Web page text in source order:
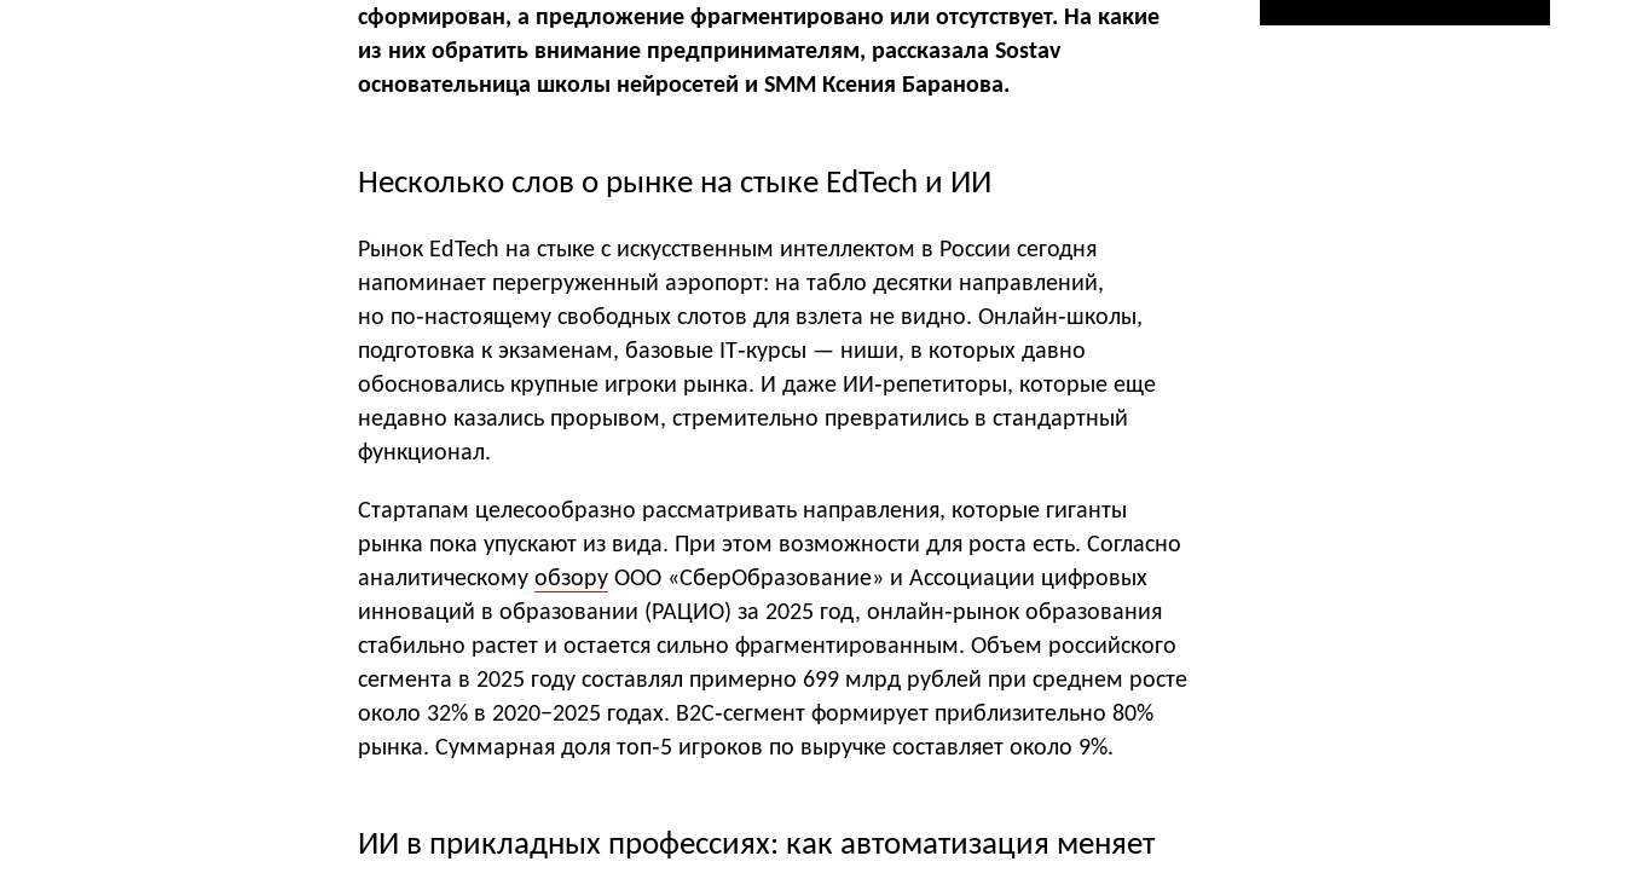
сформирован, а предложение фрагментировано или отсутствует. На какие
из них обратить внимание предпринимателям, рассказала Sostav
основательница школы нейросетей и SMM Ксения Баранова.
Несколько слов о рынке на стыке EdTech и ИИ
Рынок EdTech на стыке с искусственным интеллектом в России сегодня
напоминает перегруженный аэропорт: на табло десятки направлений,
но по‑настоящему свободных слотов для взлета не видно. Онлайн‑школы,
подготовка к экзаменам, базовые IT‑курсы — ниши, в которых давно
обосновались крупные игроки рынка. И даже ИИ‑репетиторы, которые еще
недавно казались прорывом, стремительно превратились в стандартный
функционал.
Стартапам целесообразно рассматривать направления, которые гиганты
рынка пока упускают из вида. При этом возможности для роста есть. Согласно
аналитическому обзору ООО «СберОбразование» и Ассоциации цифровых
инноваций в образовании (РАЦИО) за 2025 год, онлайн‑рынок образования
стабильно растет и остается сильно фрагментированным. Объем российского
сегмента в 2025 году составлял примерно 699 млрд рублей при среднем росте
около 32% в 2020−2025 годах. B2C‑сегмент формирует приблизительно 80%
рынка. Суммарная доля топ‑5 игроков по выручке составляет около 9%.
ИИ в прикладных профессиях: как автоматизация меняет